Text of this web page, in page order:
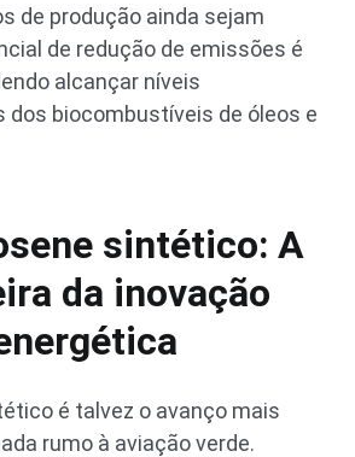
de produção ainda sejam
de redução de emissões é
alcançar níveis
dos biocombustíveis de óleos e
sintético: A
da inovação
é talvez o avanço mais
rumo à aviação verde.